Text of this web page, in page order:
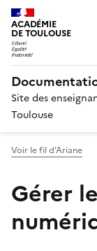
ACADÉMIE
DE TOULOUSE
Site des
Toulouse
Voir le fil d’Ariane
Gérer